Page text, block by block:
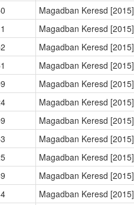
Magadban Keresd [2015]
Magadban Keresd [2015]
Magadban Keresd [2015]
Magadban Keresd [2015]
Magadban Keresd [2015]
Magadban Keresd [2015]
Magadban Keresd [2015]
Magadban Keresd [2015]
Magadban Keresd [2015]
Magadban Keresd [2015]
Magadban Keresd [2015]